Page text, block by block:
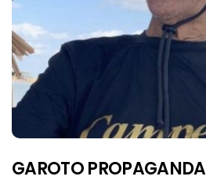
GAROTO PROPAGANDA